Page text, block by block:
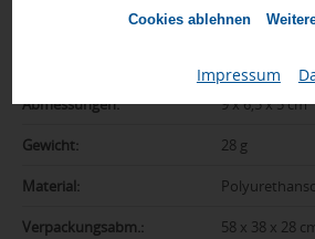
Cookies ablehnen
Impressum
SQUEEZIES
Abmessungen: 9 x 6,5 x 5 cm
Gewicht: 28 g
Material:
Verpackungsabm.: 58 x 38 x 28